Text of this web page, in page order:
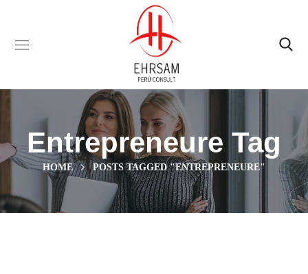
Entrepreneure Tag
HOME POSTS TAGGED "ENTREPRENEURE"